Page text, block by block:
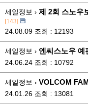
세일정보 › 제 2회 스노우
[143]
24.08.09 조회 : 12193
세일정보 › 엔씨스노우 예
24.06.24 조회 : 10792
세일정보 › VOLCOM
24.01.26 조회 : 13081